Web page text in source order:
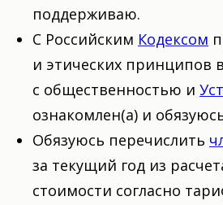
поддерживаю.
С Российским Кодексом
и этических принципов
с общественностью и
ознакомлен(а) и
Обязуюсь перечислить
за текущий год из
стоимости согласно